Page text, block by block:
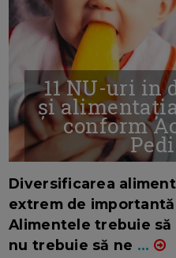
11 NU-uri in
și
conform
Diversificarea
extrem de
Alimentele trebuie
nu trebuie să ne ...